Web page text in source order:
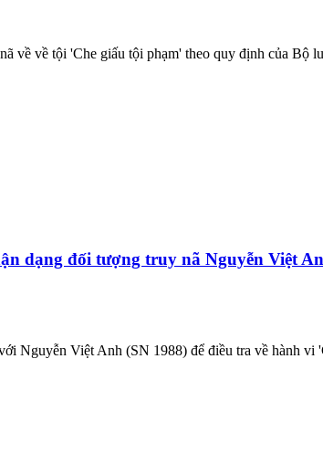
về về tội 'Che giấu tội phạm' theo quy định của Bộ
dạng đối tượng truy nã Nguyễn Việt
Nguyễn Việt Anh (SN 1988) để điều tra về hành vi